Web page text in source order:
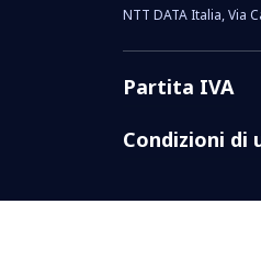
NTT DATA Italia, Via
Partita IVA
Condizioni di